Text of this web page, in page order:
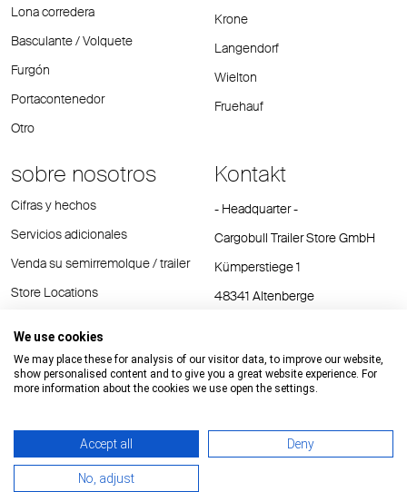
Lona corredera
Basculante / Volquete
Furgón
Portacontenedor
Otro
Krone
Langendorf
Wielton
Fruehauf
sobre nosotros
Cifras y hechos
Servicios adicionales
Venda su semirremolque / trailer
Store Locations
Kontakt
- Headquarter -
Cargobull Trailer Store GmbH
Kümperstiege 1
48341 Altenberge
E-Mail:cts@cargobull.com
Impressum / Rechtliche Hinweise Datenschutz
We use cookies
We may place these for analysis of our visitor data, to improve our website,
show personalised content and to give you a great website experience. For
more information about the cookies we use open the settings.
Accept all Deny
No, adjust